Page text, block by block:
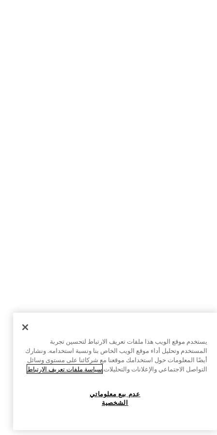
يستخدم موقع الويب هذا ملفات تعريف الارتباط لتحسين تجربة
المستخدم وتحليل أداء موقع الويب الخاص بنا ونسبة استخدامه. ونشارك
أيضًا المعلومات حول استخدامك موقعنا مع شركائنا على مستوى وسائل
التواصل الاجتماعي والإعلانات والتحليلات.سياسة ملفات تعريف الارتباط
عدم بيع معلوماتي
الشخصية